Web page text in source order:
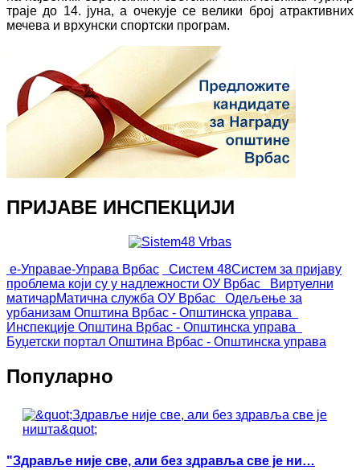
траје до 14. јуна, а очекује се велики број атрактивних
мечева и врхунски спортски програм.
ПРИЈАВЕ ИНСПЕКЦИЈИ
е-Управае-Управа Врбас Систем 48Систем за пријаву
проблема који су у надлежности ОУ Врбас
Виртуелни
матичарМатична служба ОУ Врбас
Одељење за
урбанизам Општина Врбас - Општинска управа
Инспекције Општина Врбас - Општинска управа
Буџетски портал Општина Врбас - Општинска управа
Популарно
"Здравље није све, али без здравља све је ни…